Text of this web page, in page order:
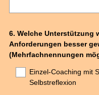
Question
Title
6. Welche Unterstützung
Anforderungen besser
(Mehrfachnennungen
Einzel-Coaching mit
Selbstreflexion